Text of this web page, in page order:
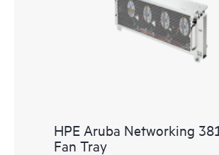
HPE Aruba Networking
Fan Tray